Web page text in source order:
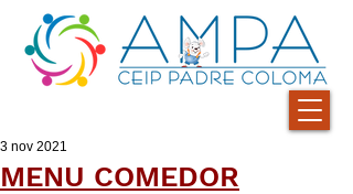
MENU COMEDOR
3 nov 2021